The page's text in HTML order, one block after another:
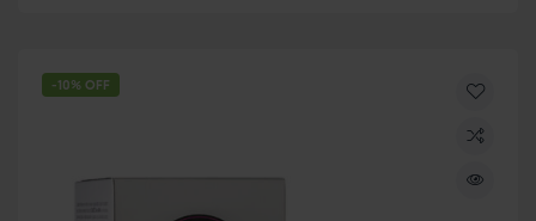
-10% OFF